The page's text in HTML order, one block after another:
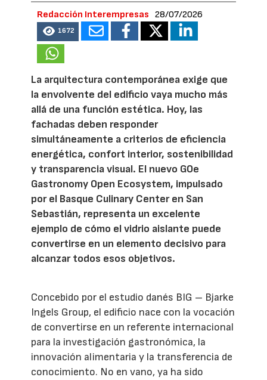
Redacción Interempresas 28/07/2026
1672
La arquitectura contemporánea exige que
la envolvente del edificio vaya mucho más
allá de una función estética. Hoy, las
fachadas deben responder
simultáneamente a criterios de eficiencia
energética, confort interior, sostenibilidad
y transparencia visual. El nuevo GOe
Gastronomy Open Ecosystem, impulsado
por el Basque Culinary Center en San
Sebastián, representa un excelente
ejemplo de cómo el vidrio aislante puede
convertirse en un elemento decisivo para
alcanzar todos esos objetivos.
Concebido por el estudio danés BIG – Bjarke
Ingels Group, el edificio nace con la vocación
de convertirse en un referente internacional
para la investigación gastronómica, la
innovación alimentaria y la transferencia de
conocimiento. No en vano, ya ha sido